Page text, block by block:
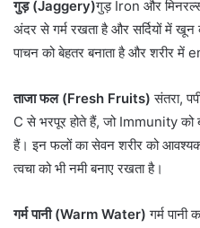
गुड़ (Jaggery)गुड़ Iron और
अंदर से गर्म रखता है और सर्दियों में
पाचन को बेहतर बनाता है और शरीर में
ताजा फल (Fresh Fruits) संतरा,
C से भरपूर होते हैं, जो Immunity को
हैं। इन फलों का सेवन शरीर को
त्वचा को भी नमी बनाए रखता है।
गर्म पानी(Warm Water) गर्म पानी